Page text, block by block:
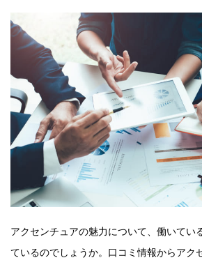
アクセンチュアの魅力について、働いてい
ているのでしょうか。口コミ情報からアク